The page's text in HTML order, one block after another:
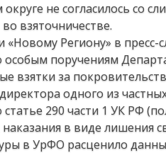
не согласилось со
взяточничестве.
«Новому Региону» в
особым поручениям
взятки за
одного из
290 части 1 УК РФ
в виде лишения
в УрФО расценило